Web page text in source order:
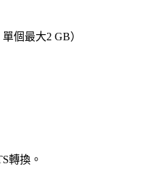
個最大2 GB）
轉換。